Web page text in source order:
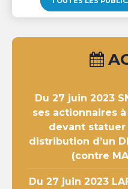
Du 27 juin 2023
ses actionnaires à
devant
distribution d’un
(contre
Du 27 juin 2023